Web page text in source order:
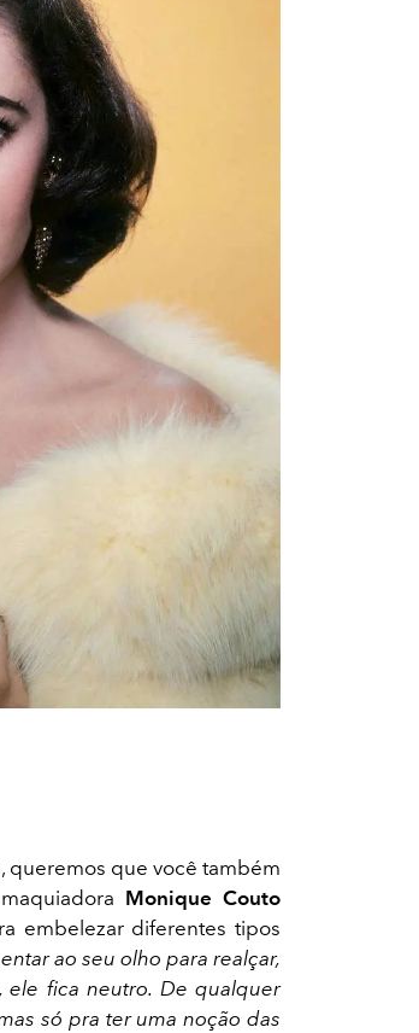
queremos que você também
Monique Couto
embelezar diferentes tipos
ao seu olho para realçar,
ele fica neutro. De qualquer
só pra ter uma noção das